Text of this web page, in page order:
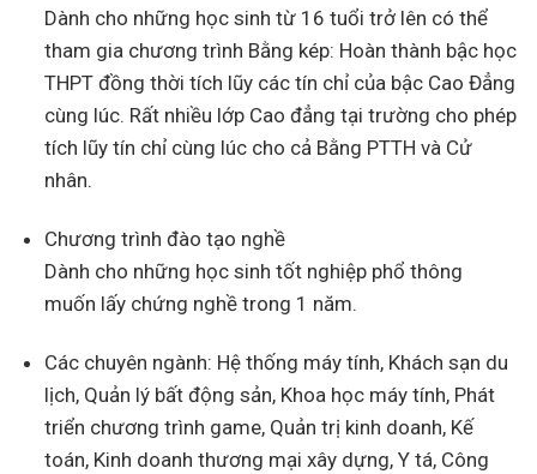
Dành cho những học sinh từ 16 tuổi trở lên có thể
tham gia chương trình Bằng kép: Hoàn thành bậc học
THPT đồng thời tích lũy các tín chỉ của bậc Cao Đẳng
cùng lúc. Rất nhiều lớp Cao đẳng tại trường cho phép
tích lũy tín chỉ cùng lúc cho cả Bằng PTTH và Cử
nhân.
Chương trình đào tạo nghề
Dành cho những học sinh tốt nghiệp phổ thông
muốn lấy chứng nghề trong 1 năm.
Các chuyên ngành: Hệ thống máy tính, Khách sạn du
lịch, Quản lý bất động sản, Khoa học máy tính, Phát
triển chương trình game, Quản trị kinh doanh, Kế
toán, Kinh doanh thương mại xây dựng, Y tá, Công